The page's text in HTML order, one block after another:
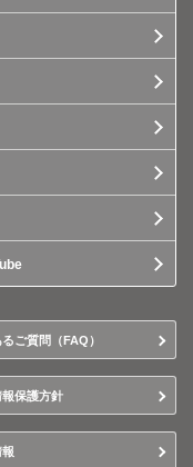
ご質問（FAQ）
報保護方針